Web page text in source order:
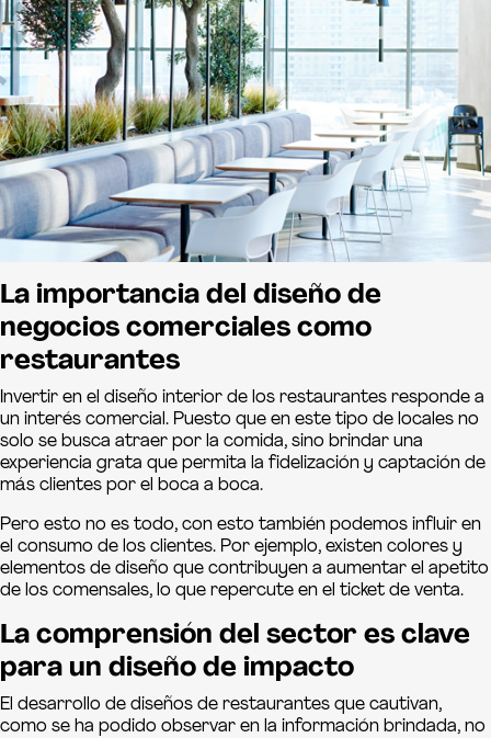
La importancia del diseño de
negocios comerciales como
restaurantes
Invertir en el diseño interior de los restaurantes responde a
un interés comercial. Puesto que en este tipo de locales no
solo se busca atraer por la comida, sino brindar una
experiencia grata que permita la fidelización y captación de
más clientes por el boca a boca.
Pero esto no es todo, con esto también podemos influir en
el consumo de los clientes. Por ejemplo, existen colores y
elementos de diseño que contribuyen a aumentar el apetito
de los comensales, lo que repercute en el ticket de venta.
La comprensión del sector es clave
para un diseño de impacto
El desarrollo de diseños de restaurantes que cautivan,
como se ha podido observar en la información brindada, no